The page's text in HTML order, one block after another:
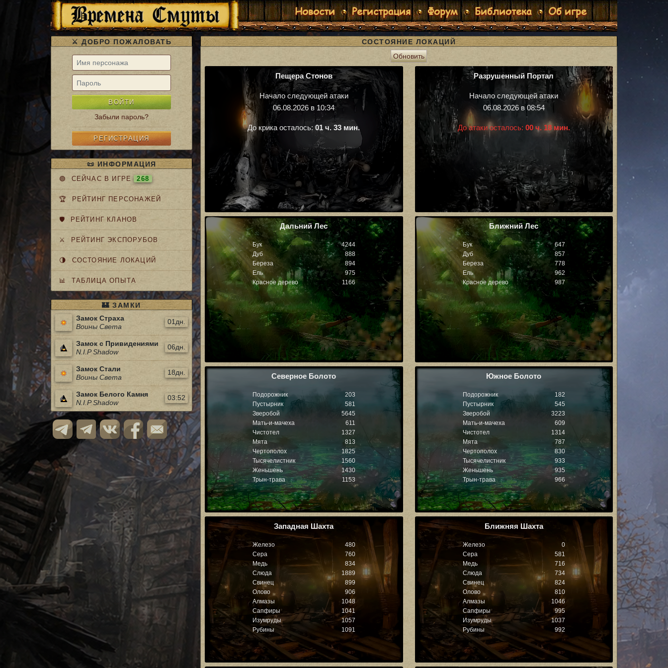
Новости Регистрация Форум Библиотека Об игре
⚔️ ДОБРО ПОЖАЛОВАТЬ
ВОЙТИ
Забыли пароль?
РЕГИСТРАЦИЯ
📜 ИНФОРМАЦИЯ
🟢 СЕЙЧАС В ИГРЕ 268
🏆 РЕЙТИНГ ПЕРСОНАЖЕЙ
🛡️ РЕЙТИНГ КЛАНОВ
⚔️ РЕЙТИНГ ЭКСПОРУБОВ
🌗 СОСТОЯНИЕ ЛОКАЦИЙ
📊 ТАБЛИЦА ОПЫТА
🏰 ЗАМКИ
Замок Страха
Воины Света
01дн.
Замок с Привидениями
N.I.P Shadow
06дн.
Замок Стали
Воины Света
18дн.
Замок Белого Камня
N.I.P Shadow
03:52
СОСТОЯНИЕ ЛОКАЦИЙ
Обновить
Пещера Стонов
Начало следующей атаки
06.08.2026 в 10:34
До крика осталось:01 ч. 33 мин.
Разрушенный Портал
Начало следующей атаки
06.08.2026 в 08:54
До атаки осталось: 00 ч. 18 мин.
Дальний Лес
Бук
4244
Дуб
888
Береза
894
Ель
975
Красное дерево
1166
Ближний Лес
Бук
647
Дуб
857
Береза
778
Ель
962
Красное дерево
987
Северное Болото
Подорожник
203
Пустырник
581
Зверобой
5645
Мать-и-мачеха
611
Чистотел
1327
Мята
813
Чертополох
1825
Тысячелистник
1560
Женьшень
1430
Трын-трава
1153
Южное Болото
Подорожник
182
Пустырник
545
Зверобой
3223
Мать-и-мачеха
609
Чистотел
1314
Мята
787
Чертополох
830
Тысячелистник
933
Женьшень
935
Трын-трава
966
Западная Шахта
Железо
480
Сера
760
Медь
834
Слюда
1889
Свинец
899
Олово
906
Алмазы
1048
Сапфиры
1041
Изумруды
1057
Рубины
1091
Ближняя Шахта
Железо
0
Сера
581
Медь
716
Слюда
734
Свинец
824
Олово
810
Алмазы
1046
Сапфиры
995
Изумруды
1037
Рубины
992